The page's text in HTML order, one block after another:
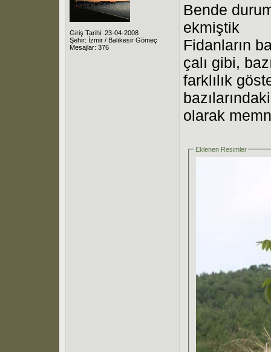
Giriş Tarihi: 23-04-2008
Şehir: İzmir / Balıkesir Gömeç
Mesajlar: 376
Bende
ekmiştik
Fidanların
çalı gibi,
farklılık
olarak
Eklenen Resimler